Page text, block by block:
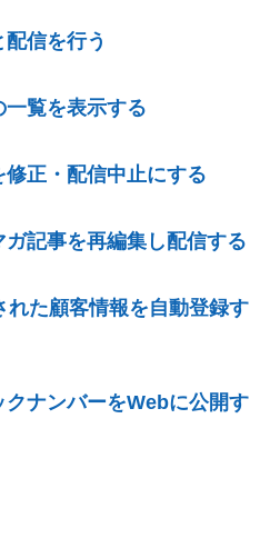
信を行う
一覧を表示する
正・配信中止にする
記事を再編集し配信する
れた顧客情報を自動登録す
クナンバーをWebに公開す